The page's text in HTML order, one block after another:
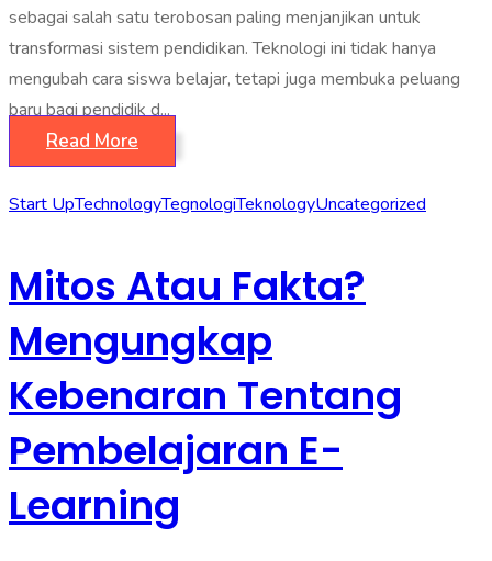
sebagai salah satu terobosan paling menjanjikan untuk
transformasi sistem pendidikan. Teknologi ini tidak hanya
mengubah cara siswa belajar, tetapi juga membuka peluang
baru bagi pendidik d...
Read More
Start UpTechnologyTegnologiTeknologyUncategorized
Mitos Atau Fakta?
Mengungkap
Kebenaran Tentang
Pembelajaran E-
Learning